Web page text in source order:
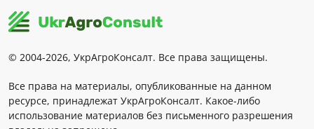
© 2004-2026, УкрАгроКонсалт. Все права защищены.
Все права на материалы, опубликованные на данном
ресурсе, принадлежат УкрАгроКонсалт. Какое-либо
использование материалов без письменного разрешения